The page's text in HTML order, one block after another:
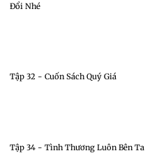
Đổi Nhé
Tập 32 - Cuốn Sách Quý Giá
Tập 34 - Tình Thương Luôn Bên Ta